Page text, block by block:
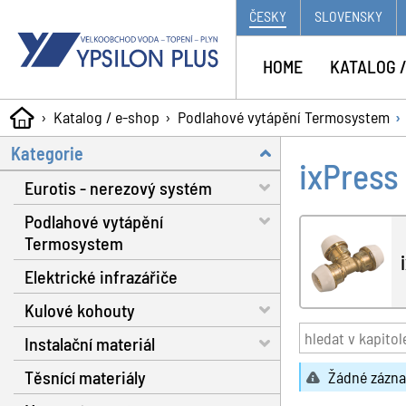
Katalog / e-shop Podlahové vytápění Termosystem
Žádné
Kategorie
Eurotis - nerezový systém
Trubky - voda, plyn, solár
Matice a těsnění
Fitinky s dosedací plochou
Nářadí
Plynové hadice
Příslušenství
Podlahové vytápění
Termosystem
Trubky
Dilatační pásy
Fixační spony
Systémové izolační desky
Elektrické infrazářiče
Kulové kohouty
Voda RB do 130 °C
Voda RB do 160 °C
Instalační materiál
Separátor nečistot
Těsnící materiály
ČESKY SLOVENSKY
HOME KATALOG